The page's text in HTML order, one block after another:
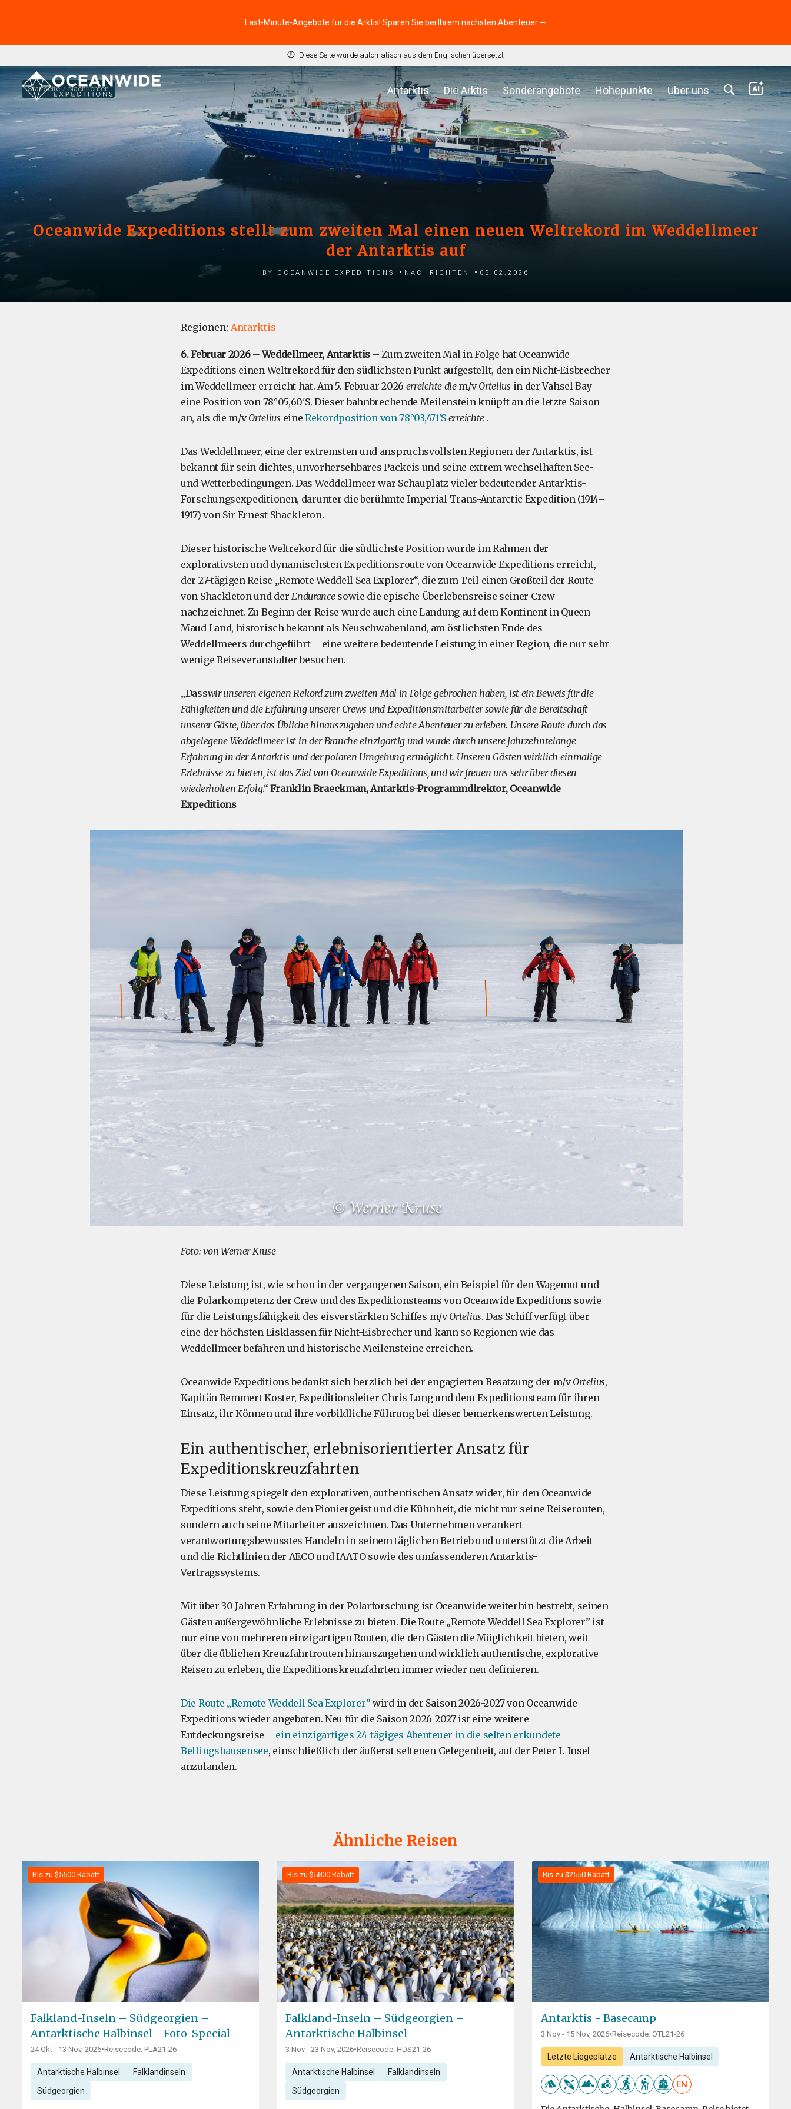
Last-Minute-Angebote für die Arktis! Sparen Sie bei Ihrem nächsten Abenteuer ⭢
Diese Seite wurde automatisch aus dem Englischen übersetzt
Antarktis Die Arktis Sonderangebote Höhepunkte Über uns
Startseite Nachrichten
Oceanwide Expeditions stellt zum zweiten Mal einen neuen Weltrekord im Weddellmeer
der Antarktis auf
by Oceanwide Expeditions Nachrichten 05.02.2026
Regionen: Antarktis
6. Februar 2026 – Weddellmeer, Antarktis – Zum zweiten Mal in Folge hat Oceanwide
Expeditions einen Weltrekord für den südlichsten Punkt aufgestellt, den ein Nicht-Eisbrecher
im Weddellmeer erreicht hat. Am 5. Februar 2026 erreichte die m/vOrtelius in der Vahsel Bay
eine Position von 78°05,60'S. Dieser bahnbrechende Meilenstein knüpft an die letzte Saison
an, als die m/vOrtelius eineRekordposition von 78°03,471'S erreichte .
Das Weddellmeer, eine der extremsten und anspruchsvollsten Regionen der Antarktis, ist
bekannt für sein dichtes, unvorhersehbares Packeis und seine extrem wechselhaften See-
und Wetterbedingungen. Das Weddellmeer war Schauplatz vieler bedeutender Antarktis-
Forschungsexpeditionen, darunter die berühmte Imperial Trans-Antarctic Expedition (1914–
1917) von Sir Ernest Shackleton.
Dieser historische Weltrekord für die südlichste Position wurde im Rahmen der
explorativsten und dynamischsten Expeditionsroute von Oceanwide Expeditions erreicht,
der 27-tägigen Reise „Remote Weddell Sea Explorer“, die zum Teil einen Großteil der Route
von Shackleton und derEndurancesowie die epische Überlebensreise seiner Crew
nachzeichnet. Zu Beginn der Reise wurde auch eine Landung auf dem Kontinent in Queen
Maud Land, historisch bekannt als Neuschwabenland, am östlichsten Ende des
Weddellmeers durchgeführt – eine weitere bedeutende Leistung in einer Region, die nur sehr
wenige Reiseveranstalter besuchen.
„Dasswir unseren eigenen Rekord zum zweiten Mal in Folge gebrochen haben, ist ein Beweis für die
Fähigkeiten und die Erfahrung unserer Crews und Expeditionsmitarbeiter sowie für die Bereitschaft
unserer Gäste, über das Übliche hinauszugehen und echte Abenteuer zu erleben. Unsere Route durch das
abgelegene Weddellmeer ist in der Branche einzigartig und wurde durch unsere jahrzehntelange
Erfahrung in der Antarktis und der polaren Umgebung ermöglicht. Unseren Gästen wirklich einmalige
Erlebnisse zu bieten, ist das Ziel von Oceanwide Expeditions, und wir freuen uns sehr über diesen
wiederholten Erfolg.“Franklin Braeckman, Antarktis-Programmdirektor, Oceanwide
Expeditions
Foto: von Werner Kruse
Diese Leistung ist, wie schon in der vergangenen Saison, ein Beispiel für den Wagemut und
die Polarkompetenz der Crew und des Expeditionsteams von Oceanwide Expeditions sowie
für die Leistungsfähigkeit des eisverstärkten Schiffes m/vOrtelius. Das Schiff verfügt über
eine der höchsten Eisklassen für Nicht-Eisbrecher und kann so Regionen wie das
Weddellmeer befahren und historische Meilensteine erreichen.
Oceanwide Expeditions bedankt sich herzlich bei der engagierten Besatzung der m/vOrtelius,
Kapitän Remmert Koster, Expeditionsleiter Chris Long und dem Expeditionsteam für ihren
Einsatz, ihr Können und ihre vorbildliche Führung bei dieser bemerkenswerten Leistung.
Ein authentischer, erlebnisorientierter Ansatz für
Expeditionskreuzfahrten
Diese Leistung spiegelt den explorativen, authentischen Ansatz wider, für den Oceanwide
Expeditions steht, sowie den Pioniergeist und die Kühnheit, die nicht nur seine Reiserouten,
sondern auch seine Mitarbeiter auszeichnen. Das Unternehmen verankert
verantwortungsbewusstes Handeln in seinem täglichen Betrieb und unterstützt die Arbeit
und die Richtlinien der AECO und IAATO sowie des umfassenderen Antarktis-
Vertragssystems.
Mit über 30 Jahren Erfahrung in der Polarforschung ist Oceanwide weiterhin bestrebt, seinen
Gästen außergewöhnliche Erlebnisse zu bieten. Die Route „Remote Weddell Sea Explorer” ist
nur eine von mehreren einzigartigen Routen, die den Gästen die Möglichkeit bieten, weit
über die üblichen Kreuzfahrtrouten hinauszugehen und wirklich authentische, explorative
Reisen zu erleben, die Expeditionskreuzfahrten immer wieder neu definieren.
Die Route „Remote Weddell Sea Explorer” wird in der Saison 2026-2027 von Oceanwide
Expeditions wieder angeboten. Neu für die Saison 2026-2027 ist eine weitere
Entdeckungsreise – ein einzigartiges 24-tägiges Abenteuer in die selten erkundete
Bellingshausensee, einschließlich der äußerst seltenen Gelegenheit, auf der Peter-I.-Insel
anzulanden.
Ähnliche Reisen
Bis zu $5500 Rabatt
Falkland-Inseln – Südgeorgien –
Antarktische Halbinsel - Foto-Special
24 Okt - 13 Nov, 2026•Reisecode: PLA21-26
Antarktische Halbinsel Falklandinseln
Südgeorgien
Bis zu $5800 Rabatt
Falkland-Inseln – Südgeorgien –
Antarktische Halbinsel
3 Nov - 23 Nov, 2026•Reisecode: HDS21-26
Antarktische Halbinsel Falklandinseln
Südgeorgien
Bis zu $2550 Rabatt
Antarktis - Basecamp
3 Nov - 15 Nov, 2026•Reisecode: OTL21-26
Letzte Liegeplätze Antarktische Halbinsel
EN